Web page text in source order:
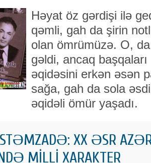
Həyat öz gərdişi ilə
qəmli, gah da şirin
olan ömrümüzə. O,
gəldi, ancaq
əqidəsini erkən əsən
sağa, gah da sola
əqidəli ömür yaşadı.
XX ƏSR
MİLLİ XARAKTER